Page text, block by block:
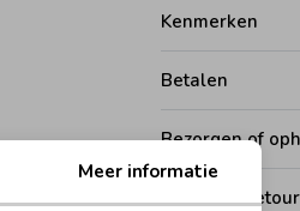
Kenmerken
Betalen
Bezorgen of
Ruilen en
Meer informatie